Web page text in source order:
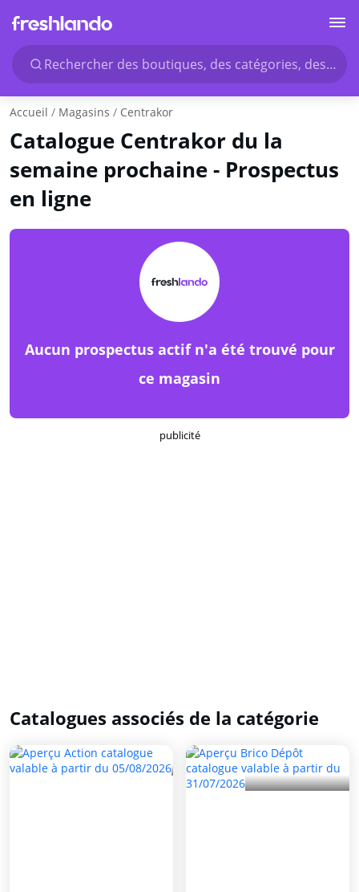
Rechercher des boutiques, des catégories, des
Accueil Magasins Centrakor
Catalogue Centrakor du la
semaine prochaine - Prospectus
en ligne
Aucun prospectus actif n'a été trouvé pour
ce magasin
publicité
Catalogues associés de la catégorie